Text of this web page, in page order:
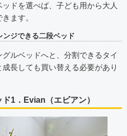
ドを選べば、子ども用から大人
ます。
ンジできる二段ベッド
ルベッドへと、分割できるタイ
長しても買い替える必要があり
1．Evian（エビアン）